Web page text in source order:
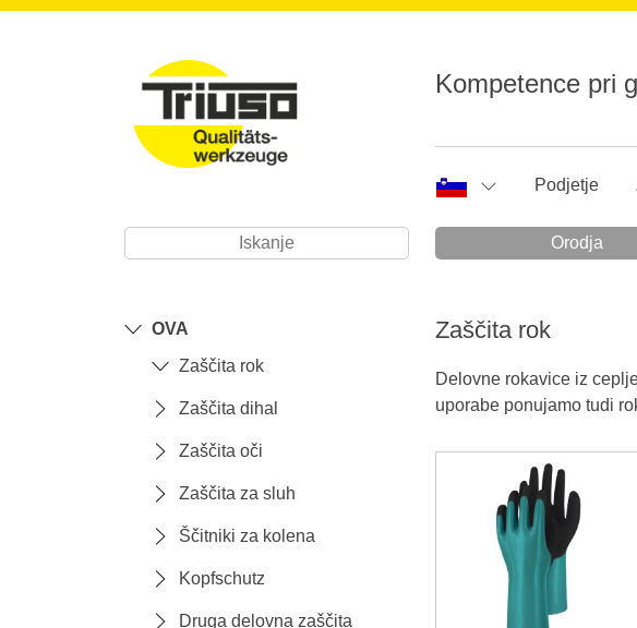
Kompetence pri
Podjetje
Orodja
OVA
Zaščita rok
Zaščita dihal
Zaščita oči
Zaščita za sluh
Ščitniki za kolena
Kopfschutz
Druga delovna zaščita
Zaščita rok
Delovne rokavice iz
uporabe ponujamo tudi